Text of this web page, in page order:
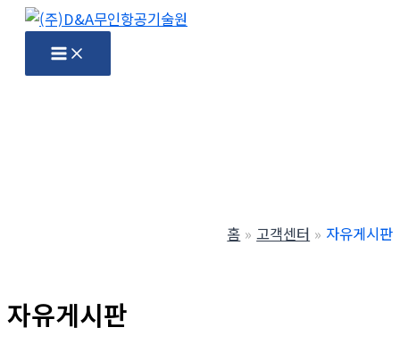
Main
Menu
홈 고객센터 자유게시판
자유게시판